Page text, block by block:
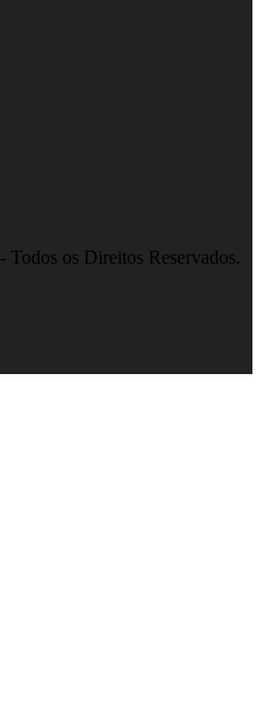
- Todos os Direitos Reservados.